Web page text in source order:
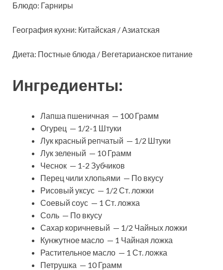
Блюдо: Гарниры
География кухни: Китайская / Азиатская
Диета: Постные блюда / Вегетарианское питание
Ингредиенты:
Лапша пшеничная — 100 Грамм
Огурец — 1/2-1 Штуки
Лук красный репчатый — 1/2 Штуки
Лук зеленый — 10 Грамм
Чеснок — 1-2 Зубчиков
Перец чили хлопьями — По вкусу
Рисовый уксус — 1/2 Ст. ложки
Соевый соус — 1 Ст. ложка
Соль — По вкусу
Сахар коричневый — 1/2 Чайных ложки
Кунжутное масло — 1 Чайная ложка
Растительное масло — 1 Ст. ложка
Петрушка — 10 Грамм